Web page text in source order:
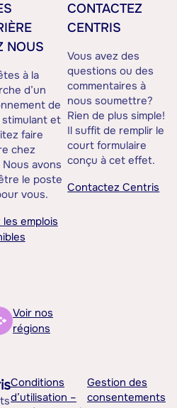
NOUS
à la
d’un
de
et
faire
chez
Nous avons
le poste
vous.
emplois
CONTACTEZ
CENTRIS
Vous avez des
questions ou des
commentaires à
nous soumettre?
Rien de plus simple!
Il suffit de remplir le
court formulaire
conçu à cet effet.
Contactez Centris
Voir nos
régions
Conditions
d’utilisation –
Gestion des
consentements